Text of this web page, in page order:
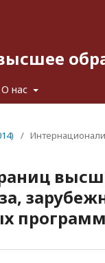
О нас
/
программ